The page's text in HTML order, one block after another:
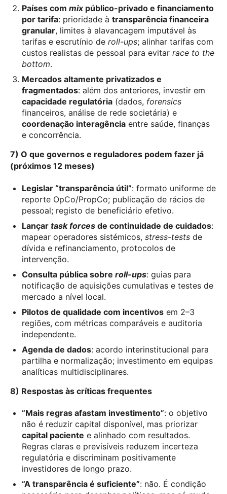
Países commix público-privado e financiamento
por tarifa: prioridade àtransparência financeira
granular, limites à alavancagem imputável às
tarifas e escrutínio deroll-ups; alinhar tarifas com
custos realistas de pessoal para evitarrace to the
bottom.
Mercados altamente privatizados e
fragmentados: além dos anteriores, investir em
capacidade regulatória (dados, forensics
financeiros, análise de rede societária) e
coordenação interagência entre saúde, finanças
e concorrência.
7) O que governos e reguladores podem fazer já
(próximos 12 meses)
Legislar “transparência útil”: formato uniforme de
reporte OpCo/PropCo; publicação de rácios de
pessoal; registo de beneficiário efetivo.
Lançartask forces de continuidade de cuidados:
mapear operadores sistémicos,stress-tests de
dívida e refinanciamento, protocolos de
intervenção.
Consulta pública sobreroll-ups: guias para
notificação de aquisições cumulativas e testes de
mercado a nível local.
Pilotos de qualidade com incentivos em 2–3
regiões, com métricas comparáveis e auditoria
independente.
Agenda de dados: acordo interinstitucional para
partilha e normalização; investimento em equipas
analíticas multidisciplinares.
8) Respostas às críticas frequentes
“Mais regras afastam investimento”: o objetivo
não é reduzir capital disponível, mas priorizar
capital paciente e alinhado com resultados.
Regras claras e previsíveis reduzem incerteza
regulatória e discriminam positivamente
investidores de longo prazo.
“A transparência é suficiente”: não. É condição